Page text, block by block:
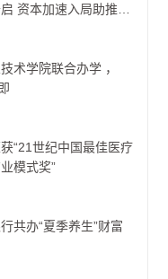
资本加速入局助推行
术学院联合办学 ，
“21世纪中国最佳医疗
模式奖”
共办“夏季养生”财富